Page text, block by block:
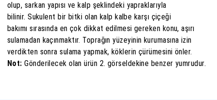
olup, sarkan yapısı ve kalp şeklindeki yapraklarıyla
bilinir.Sukulent bir bitki olan kalp kalbe karşı çiçeği
bakımı sırasında en çok dikkat edilmesi gereken konu, aşırı
sulamadan kaçınmaktır. Toprağın yüzeyinin kurumasına izin
verdikten sonra sulama yapmak, köklerin çürümesini önler.
Not:Gönderilecek olan ürün 2. görseldekine benzer yumrudur.